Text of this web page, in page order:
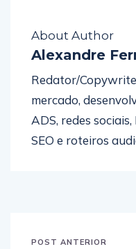
About Author
Alexandre
Redator/
mercado,
ADS, redes
SEO e roteiros
POST ANTERIOR